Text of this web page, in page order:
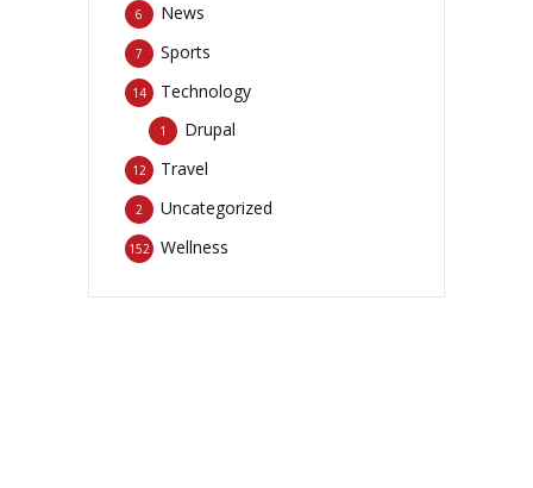
News
6
Sports
7
Technology
14
Drupal
1
Travel
12
Uncategorized
2
Wellness
152